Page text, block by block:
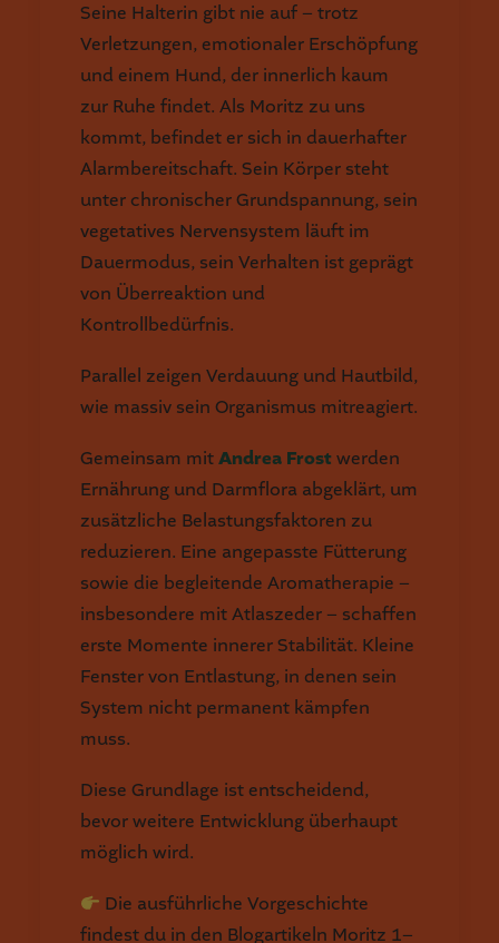
Seine Halterin gibt nie auf – trotz
Verletzungen, emotionaler Erschöpfung
und einem Hund, der innerlich kaum
zur Ruhe findet. Als Moritz zu uns
kommt, befindet er sich in dauerhafter
Alarmbereitschaft. Sein Körper steht
unter chronischer Grundspannung, sein
vegetatives Nervensystem läuft im
Dauermodus, sein Verhalten ist geprägt
von Überreaktion und
Kontrollbedürfnis.
Parallel zeigen Verdauung und Hautbild,
wie massiv sein Organismus mitreagiert.
Gemeinsam mitAndrea Frostwerden
Ernährung und Darmflora abgeklärt, um
zusätzliche Belastungsfaktoren zu
reduzieren. Eine angepasste Fütterung
sowie die begleitende Aromatherapie –
insbesondere mit Atlaszeder – schaffen
erste Momente innerer Stabilität. Kleine
Fenster von Entlastung, in denen sein
System nicht permanent kämpfen
muss.
Diese Grundlage ist entscheidend,
bevor weitere Entwicklung überhaupt
möglich wird.
Die ausführliche Vorgeschichte
findest du in den Blogartikeln Moritz 1–